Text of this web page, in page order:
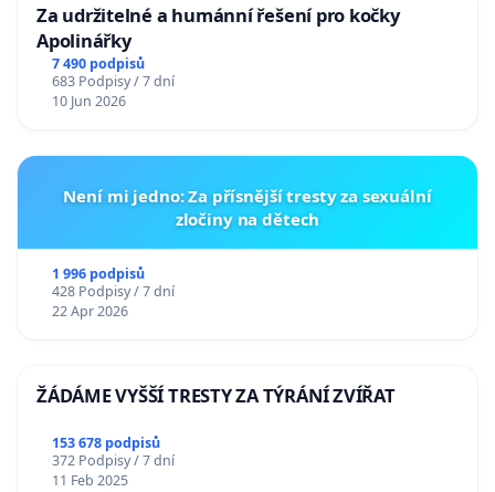
Za udržitelné a humánní řešení pro kočky
Apolinářky
7 490 podpisů
683 Podpisy / 7 dní
10 Jun 2026
Není mi jedno: Za přísnější tresty za sexuální
zločiny na dětech
1 996 podpisů
428 Podpisy / 7 dní
22 Apr 2026
ŽÁDÁME VYŠŠÍ TRESTY ZA TÝRÁNÍ ZVÍŘAT
153 678 podpisů
372 Podpisy / 7 dní
11 Feb 2025